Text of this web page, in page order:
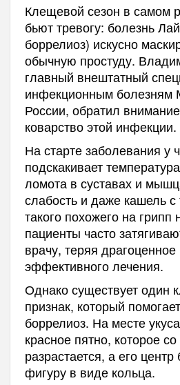
Клещевой сезон в самом
бьют тревогу: болезнь
боррелиоз) искусно
обычную простуду.
главный внештатный
инфекционным болезням
России, обратил
коварство этой инфекции.
На старте заболевания у
подскакивает
ломота в суставах и
слабость и даже кашель
такого похожего на
пациенты часто
врачу, теряя
эффективного лечения.
Однако существует один
признак, который
боррелиоз. На месте
красное пятно, которое
разрастается, а его
фигуру в виде кольца.